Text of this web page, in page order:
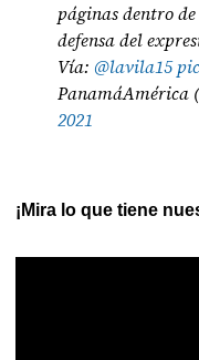
páginas dentro
defensa del
Vía: @lavila15
PanamáAmérica
2021
¡Mira lo que tiene